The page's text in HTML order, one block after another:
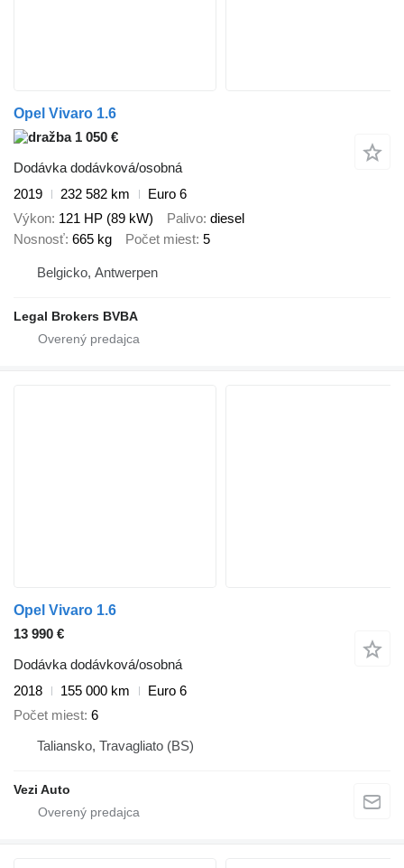
Opel Vivaro 1.6
1 050 €
Dodávka dodávková/osobná
2019
232 582 km
Euro 6
Výkon 121 HP (89 kW) Palivo diesel
Nosnosť 665 kg Počet miest 5
Belgicko, Antwerpen
Legal Brokers BVBA
Opel Vivaro 1.6
13 990 €
Dodávka dodávková/osobná
2018
155 000 km
Euro 6
Počet miest 6
Taliansko, Travagliato (BS)
Vezi Auto